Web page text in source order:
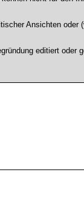
Ansichten oder
editiert oder